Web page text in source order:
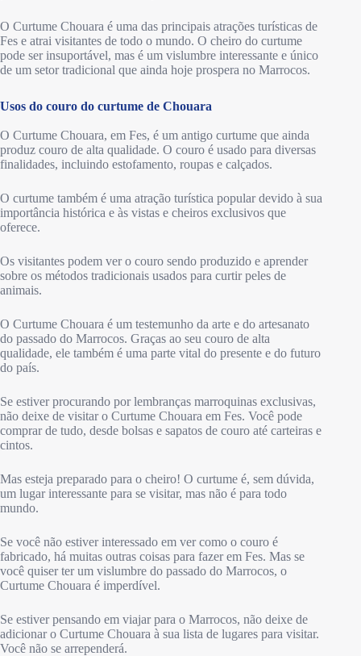
O Curtume Chouara é uma das principais atrações turísticas de
Fes e atrai visitantes de todo o mundo. O cheiro do curtume
pode ser insuportável, mas é um vislumbre interessante e único
de um setor tradicional que ainda hoje prospera no Marrocos.
Usos do couro do curtume de Chouara
O Curtume Chouara, em Fes, é um antigo curtume que ainda
produz couro de alta qualidade. O couro é usado para diversas
finalidades, incluindo estofamento, roupas e calçados.
O curtume também é uma atração turística popular devido à sua
importância histórica e às vistas e cheiros exclusivos que
oferece.
Os visitantes podem ver o couro sendo produzido e aprender
sobre os métodos tradicionais usados para curtir peles de
animais.
O Curtume Chouara é um testemunho da arte e do artesanato
do passado do Marrocos. Graças ao seu couro de alta
qualidade, ele também é uma parte vital do presente e do futuro
do país.
Se estiver procurando por lembranças marroquinas exclusivas,
não deixe de visitar o Curtume Chouara em Fes. Você pode
comprar de tudo, desde bolsas e sapatos de couro até carteiras e
cintos.
Mas esteja preparado para o cheiro! O curtume é, sem dúvida,
um lugar interessante para se visitar, mas não é para todo
mundo.
Se você não estiver interessado em ver como o couro é
fabricado, há muitas outras coisas para fazer em Fes. Mas se
você quiser ter um vislumbre do passado do Marrocos, o
Curtume Chouara é imperdível.
Se estiver pensando em viajar para o Marrocos, não deixe de
adicionar o Curtume Chouara à sua lista de lugares para visitar.
Você não se arrependerá.